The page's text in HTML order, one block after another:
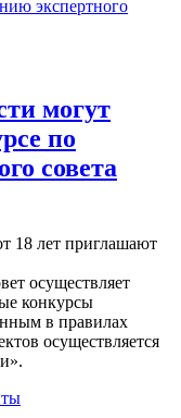
могут
по
совета
18 лет приглашают
осуществляет
конкурсы
в правилах
осуществляется